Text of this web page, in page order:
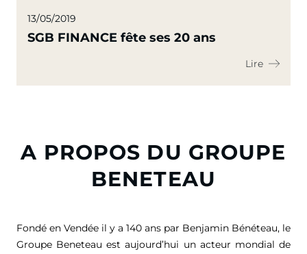
13/05/2019
SGB FINANCE fête ses 20 ans
Lire
A PROPOS DU GROUPE
BENETEAU
Fondé en Vendée il y a 140 ans par Benjamin Bénéteau, le
Groupe Beneteau est aujourd’hui un acteur mondial de